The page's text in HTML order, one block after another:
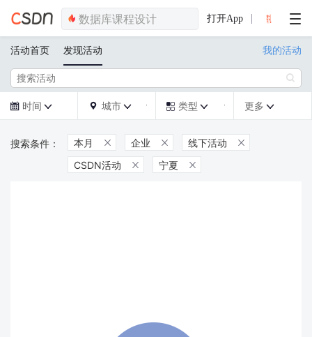
打开App
活动首页 发现活动 我的活动

 时间   城市   类型  更多 
本月  企业  线下活动 
CSDN活动  宁夏 